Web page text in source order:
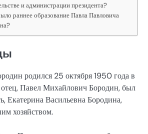
и администрации президента?
раннее образование Павла Павловича
родился 25 октября 1950 года в
отец, Павел Михайлович Бородин, был
Екатерина Васильевна Бородина,
хозяйством.